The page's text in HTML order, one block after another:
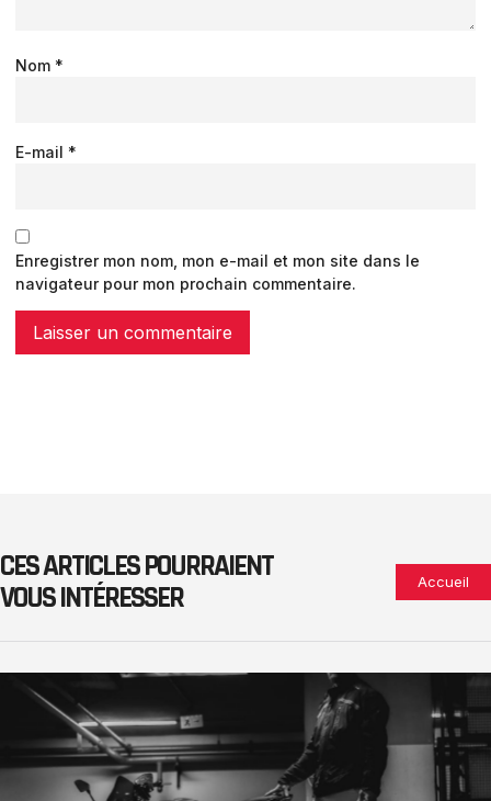
Nom *
E-mail *
Enregistrer mon nom, mon e-mail et mon site dans le
navigateur pour mon prochain commentaire.
CES ARTICLES POURRAIENT
VOUS INTÉRESSER
Accueil